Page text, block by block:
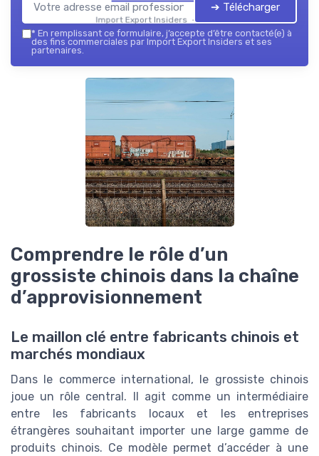
Import Export Insiders — 2026
➔ Télécharger
* En remplissant ce formulaire, j’accepte d’être contacté(e) à
des fins commerciales par Import Export Insiders et ses
partenaires.
Comprendre le rôle d’un
grossiste chinois dans la chaîne
d’approvisionnement
Le maillon clé entre fabricants chinois et
marchés mondiaux
Dans le commerce international, le grossiste chinois
joue un rôle central. Il agit comme un intermédiaire
entre les fabricants locaux et les entreprises
étrangères souhaitant importer une large gamme de
produits chinois. Ce modèle permet d’accéder à une